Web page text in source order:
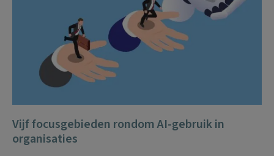
Vijf focusgebieden rondom AI-gebruik in
organisaties